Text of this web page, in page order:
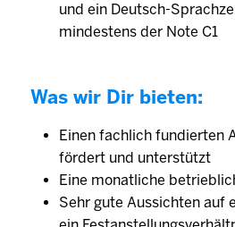
und ein Deutsch-
mindestens der Note C1
Was wir Dir bieten:
Einen fachlich fundierten
fördert und unterstützt
Eine monatliche
Sehr gute Aussichten auf